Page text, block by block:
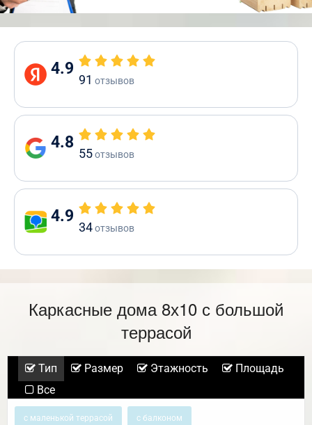
4.9
91 отзывов
4.8
55отзывов
4.9
34отзывов
Каркасные дома 8х10 с большой
террасой
Тип Размер Этажность
Площадь
Все
с маленькой террасой с балконом